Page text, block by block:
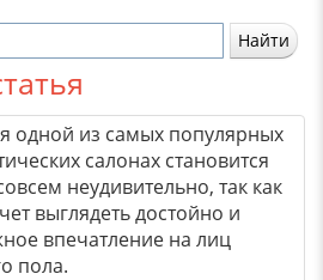
одной из самых популярных
салонах становится
неудивительно, так как
выглядеть достойно и
впечатление на лиц
пола.